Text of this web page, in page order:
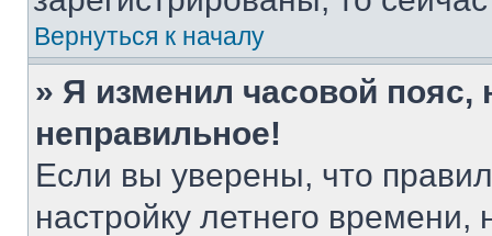
Вернуться к началу
» Я изменил часовой пояс,
неправильное!
Если вы уверены, что
настройку летнего